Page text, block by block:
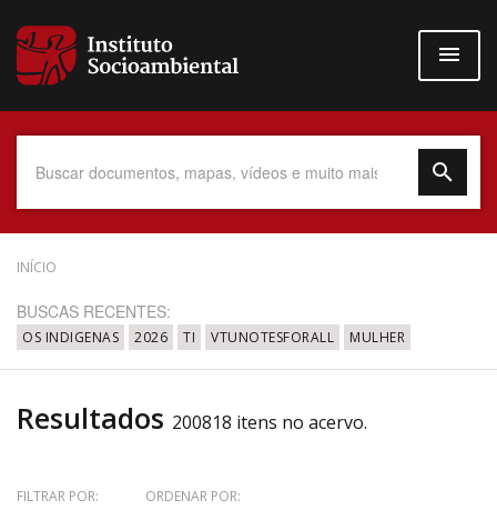
para
conteúdo
Data do Documento
Até
Povo Indígena
INÍCIO
BUSCAS RECENTES:
OS INDIGENAS 2026 TI VTUNOTESFORALL MULHER
Resultados 200818 itens no acervo.
FILTRAR POR: ORDENAR POR: